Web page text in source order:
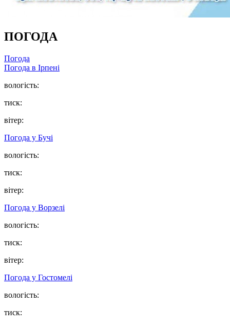
ПОГОДА
Погода
Погода в Ірпені
вологість:
тиск:
вітер:
Погода у Бучі
вологість:
тиск:
вітер:
Погода у Ворзелі
вологість:
тиск:
вітер:
Погода у Гостомелі
вологість:
тиск: